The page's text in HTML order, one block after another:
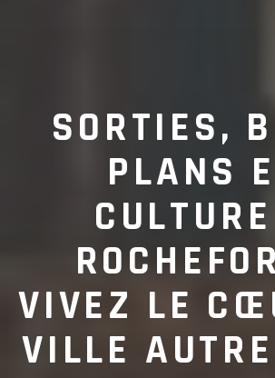
SORTIES,
PLANS
VIVEZ LE
VILLE